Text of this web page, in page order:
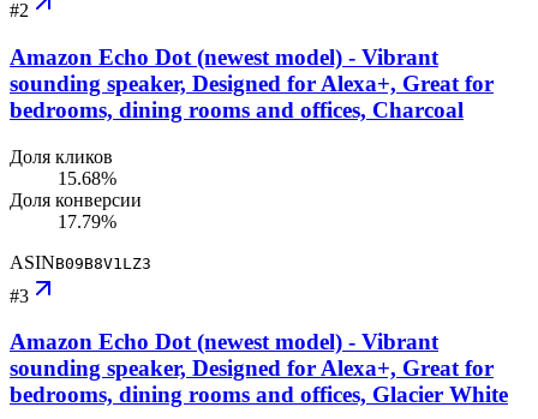
#2
Amazon Echo Dot (newest model) - Vibrant
sounding speaker, Designed for Alexa+, Great for
bedrooms, dining rooms and offices, Charcoal
Доля кликов
15.68%
Доля конверсии
17.79%
ASINB09B8V1LZ3
#3
Amazon Echo Dot (newest model) - Vibrant
sounding speaker, Designed for Alexa+, Great for
bedrooms, dining rooms and offices, Glacier White